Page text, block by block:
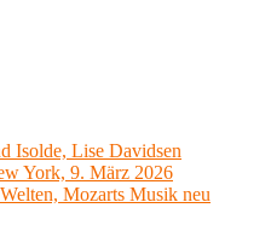
Isolde, Lise Davidsen
York, 9. März 2026
Mozarts Musik neu